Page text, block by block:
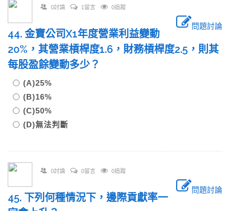
0討論 1留言 0追蹤
問題討論
44. 金寶公司X1年度營業利益變動
20%，其營業槓桿度1.6，財務槓桿度2.5，則其
每股盈餘變動多少？
(A)25%
(B)16%
(C)50%
(D)無法判斷
0討論 0留言 0追蹤
問題討論
45. 下列何種情況下，邊際貢獻率一